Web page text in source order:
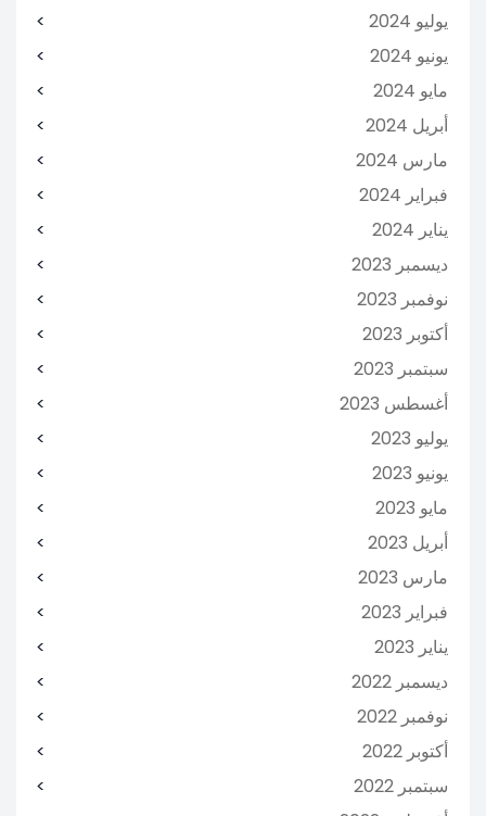
يوليو 2024
يونيو 2024
مايو 2024
أبريل 2024
مارس 2024
فبراير 2024
يناير 2024
ديسمبر 2023
نوفمبر 2023
أكتوبر 2023
سبتمبر 2023
أغسطس 2023
يوليو 2023
يونيو 2023
مايو 2023
أبريل 2023
مارس 2023
فبراير 2023
يناير 2023
ديسمبر 2022
نوفمبر 2022
أكتوبر 2022
سبتمبر 2022